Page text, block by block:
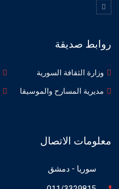
روابط صديقة
وزارة الثقافة السورية
مديرية المسارح والموسيقا
معلومات الاتصال
سوريا - دمشق